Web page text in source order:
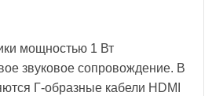
мощностью 1 Вт
звуковое сопровождение. В
Г-образные кабели HDMI